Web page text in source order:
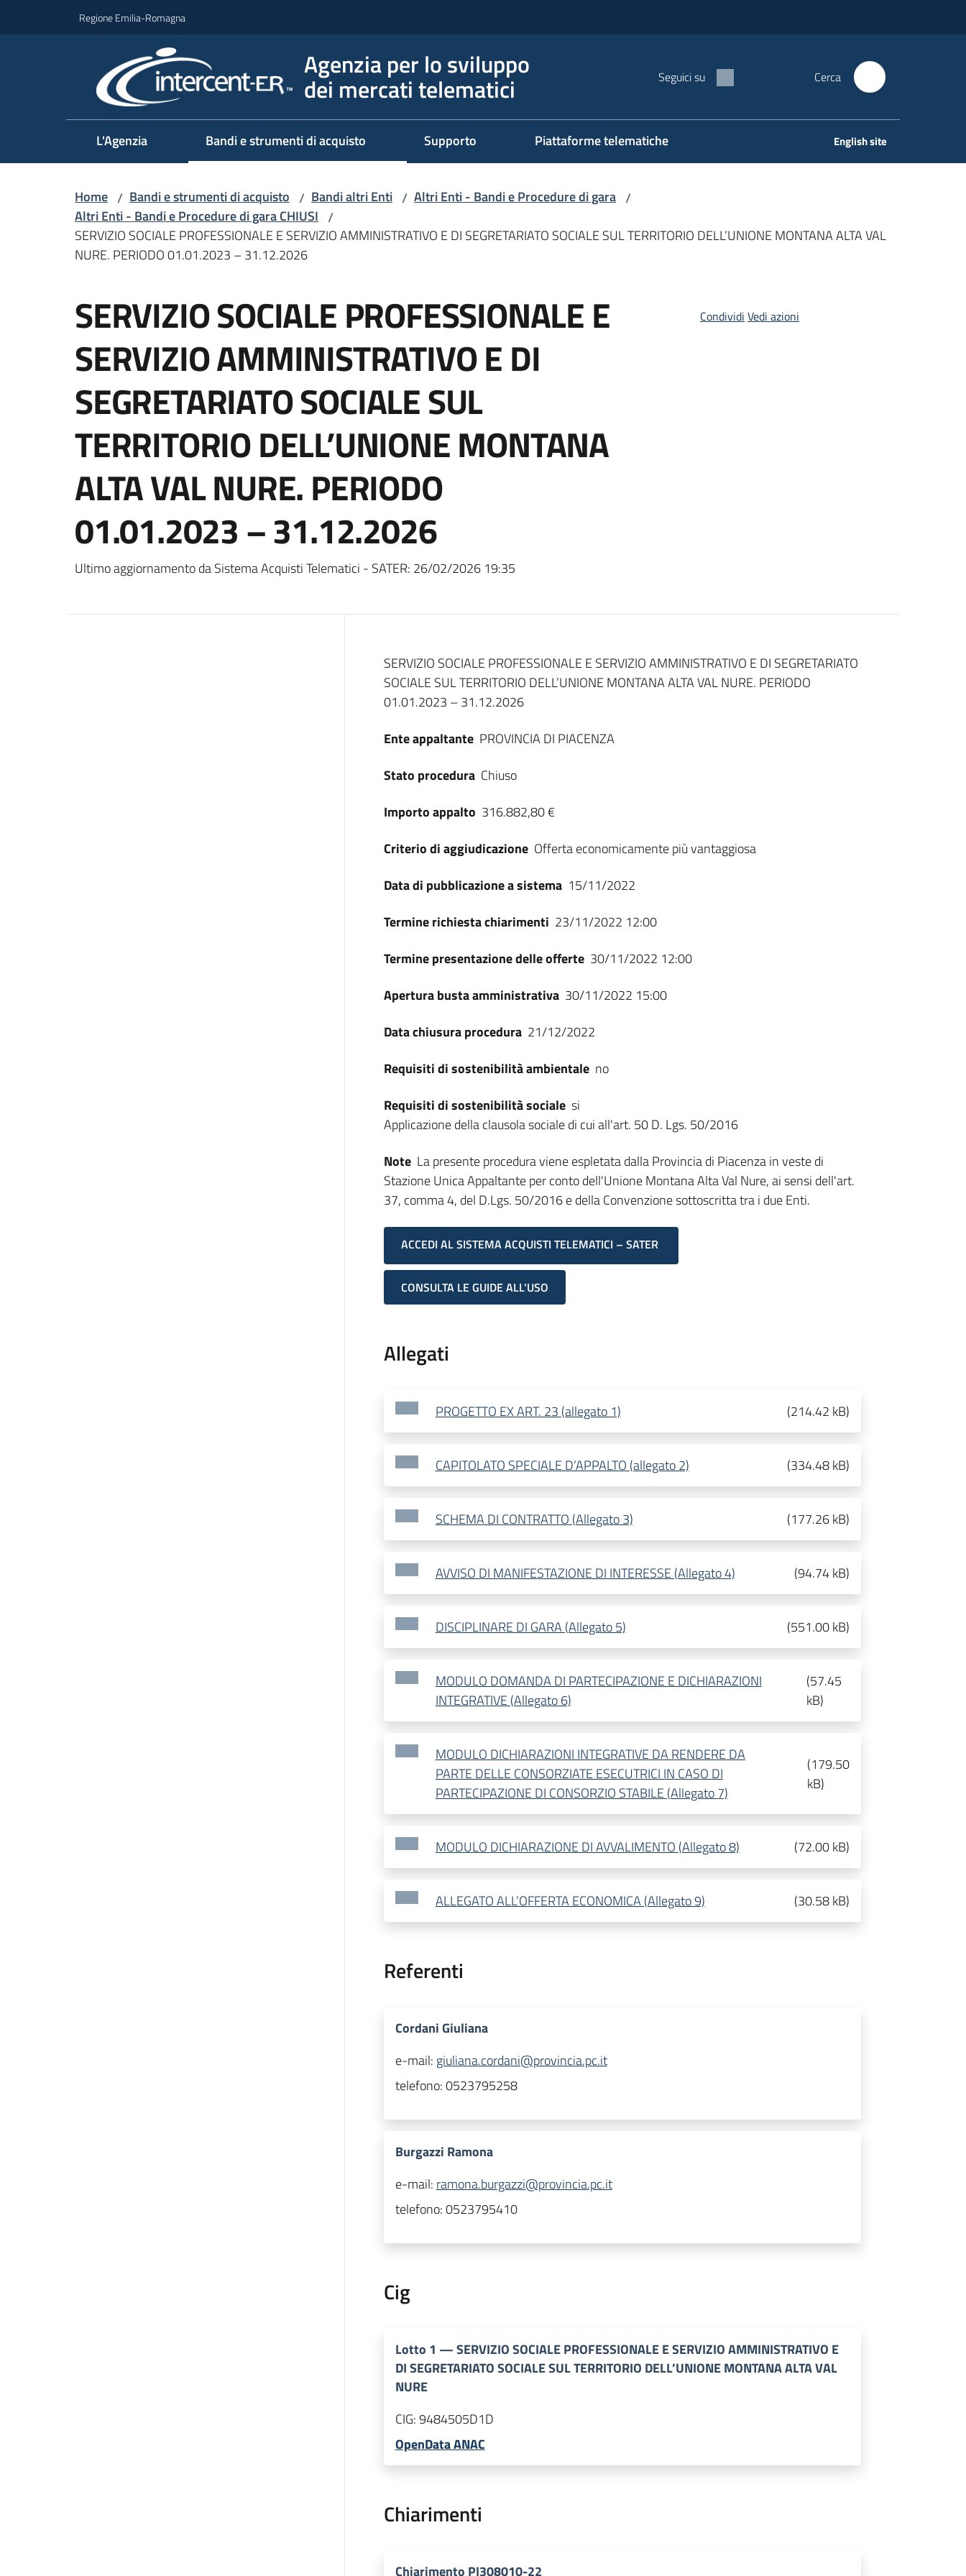
Regione Emilia-Romagna
Agenzia per lo sviluppo
dei mercati telematici Seguici su Cerca
L'Agenzia Bandi e strumenti di acquisto Supporto Piattaforme telematiche English site
Home / Bandi e strumenti di acquisto / Bandi altri Enti / Altri Enti - Bandi e Procedure di gara /
Altri Enti - Bandi e Procedure di gara CHIUSI /
SERVIZIO SOCIALE PROFESSIONALE E SERVIZIO AMMINISTRATIVO E DI SEGRETARIATO SOCIALE SUL TERRITORIO DELL’UNIONE MONTANA ALTA VAL
NURE. PERIODO 01.01.2023 – 31.12.2026
SERVIZIO SOCIALE PROFESSIONALE E
SERVIZIO AMMINISTRATIVO E DI
SEGRETARIATO SOCIALE SUL
TERRITORIO DELL’UNIONE MONTANA
ALTA VAL NURE. PERIODO
01.01.2023 – 31.12.2026
Ultimo aggiornamento da Sistema Acquisti Telematici - SATER: 26/02/2026 19:35
Condividi Vedi azioni
Dati del bando
SERVIZIO SOCIALE PROFESSIONALE E SERVIZIO AMMINISTRATIVO E DI SEGRETARIATO
SOCIALE SUL TERRITORIO DELL’UNIONE MONTANA ALTA VAL NURE. PERIODO
01.01.2023 – 31.12.2026
Ente appaltante PROVINCIA DI PIACENZA
Stato procedura Chiuso
Importo appalto 316.882,80 €
Criterio di aggiudicazione Offerta economicamente più vantaggiosa
Data di pubblicazione a sistema 15/11/2022
Termine richiesta chiarimenti 23/11/2022 12:00
Termine presentazione delle offerte 30/11/2022 12:00
Apertura busta amministrativa 30/11/2022 15:00
Data chiusura procedura 21/12/2022
Requisiti di sostenibilità ambientale no
Requisiti di sostenibilità sociale si
Applicazione della clausola sociale di cui all'art. 50 D. Lgs. 50/2016
Note La presente procedura viene espletata dalla Provincia di Piacenza in veste di
Stazione Unica Appaltante per conto dell'Unione Montana Alta Val Nure, ai sensi dell'art.
37, comma 4, del D.Lgs. 50/2016 e della Convenzione sottoscritta tra i due Enti.
ACCEDI AL SISTEMA ACQUISTI TELEMATICI – SATER
CONSULTA LE GUIDE ALL'USO
Allegati
PROGETTO EX ART. 23 (allegato 1) (214.42 kB)
CAPITOLATO SPECIALE D’APPALTO (allegato 2) (334.48 kB)
SCHEMA DI CONTRATTO (Allegato 3) (177.26 kB)
AVVISO DI MANIFESTAZIONE DI INTERESSE (Allegato 4) (94.74 kB)
DISCIPLINARE DI GARA (Allegato 5) (551.00 kB)
MODULO DOMANDA DI PARTECIPAZIONE E DICHIARAZIONI
INTEGRATIVE (Allegato 6)
(57.45
kB)
MODULO DICHIARAZIONI INTEGRATIVE DA RENDERE DA
PARTE DELLE CONSORZIATE ESECUTRICI IN CASO DI
PARTECIPAZIONE DI CONSORZIO STABILE (Allegato 7)
(179.50
kB)
MODULO DICHIARAZIONE DI AVVALIMENTO (Allegato 8) (72.00 kB)
ALLEGATO ALL’OFFERTA ECONOMICA (Allegato 9) (30.58 kB)
Referenti
Cordani Giuliana
e-mail: giuliana.cordani@provincia.pc.it
telefono:0523795258
Burgazzi Ramona
e-mail: ramona.burgazzi@provincia.pc.it
telefono:0523795410
Cig
Lotto 1 —SERVIZIO SOCIALE PROFESSIONALE E SERVIZIO AMMINISTRATIVO E
DI SEGRETARIATO SOCIALE SUL TERRITORIO DELL’UNIONE MONTANA ALTA VAL
NURE
CIG:9484505D1D
OpenData ANAC
Chiarimenti
Chiarimento PI308010-22